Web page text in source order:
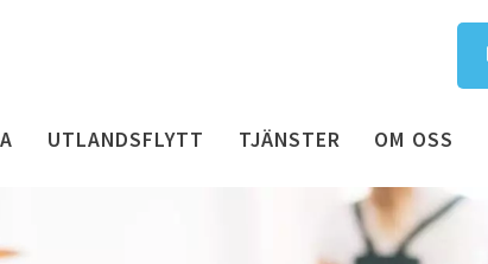
UTLANDSFLYTT TJÄNSTER OM OSS